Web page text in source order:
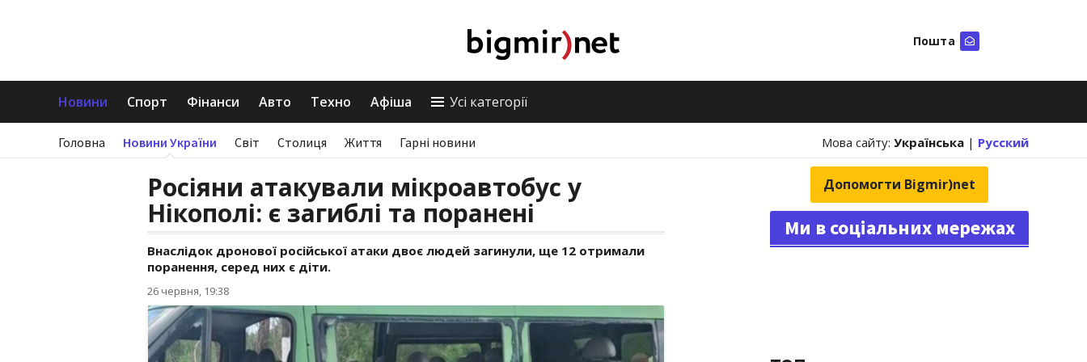
Пошта
Новини Спорт Фінанси Авто Техно Афіша Усі категорії
Головна Новини України Світ Столиця Життя Гарні новини Мова сайту: Українська | Русский
Росіяни атакували мікроавтобус у
Нікополі: є загиблі та поранені
Внаслідок дронової російської атаки двоє людей загинули, ще 12 отримали
поранення, серед них є діти.
26 червня, 19:38
Допомогти Bigmir)net
Ми в соціальних мережах